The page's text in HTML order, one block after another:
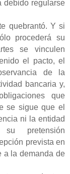
debido regularse
quebrantó. Y si
procederá su
se vinculen
el pacto, el
de la
bancaria y,
que
se sigue que el
ni la entidad
pretensión
prevista en
a la demanda de